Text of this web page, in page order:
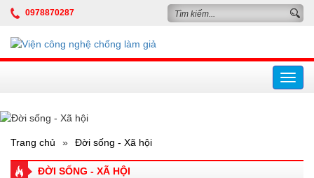
0978870287
Trang chủ » Đời sống - Xã hội
ĐỜI SỐNG - XÃ HỘI